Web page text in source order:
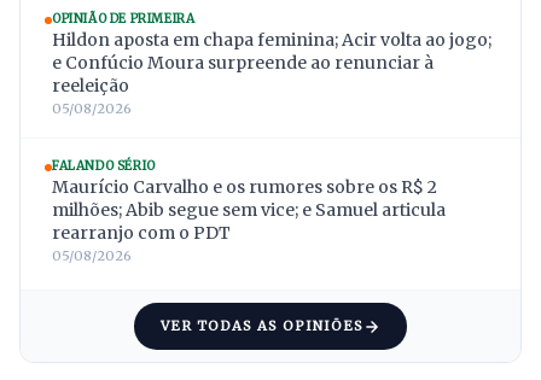
OPINIÃO DE PRIMEIRA
Hildon aposta em chapa feminina; Acir volta ao jogo;
e Confúcio Moura surpreende ao renunciar à
reeleição
05/08/2026
FALANDO SÉRIO
Maurício Carvalho e os rumores sobre os R$ 2
milhões; Abib segue sem vice; e Samuel articula
rearranjo com o PDT
05/08/2026
VER TODAS AS OPINIÕES